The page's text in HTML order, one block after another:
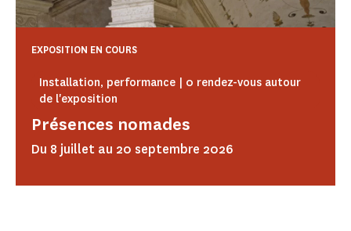
Présences nomades
Installation, performance | 0 rendez-vous autour
de l'exposition
Du 8 juillet au 20 septembre 2026
EXPOSITION EN COURS